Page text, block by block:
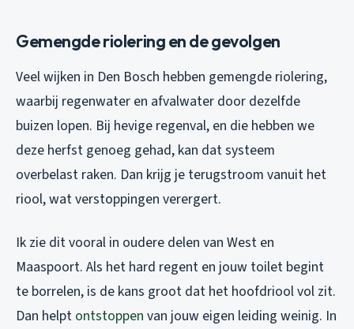
Gemengde riolering en de gevolgen
Veel wijken in Den Bosch hebben gemengde riolering,
waarbij regenwater en afvalwater door dezelfde
buizen lopen. Bij hevige regenval, en die hebben we
deze herfst genoeg gehad, kan dat systeem
overbelast raken. Dan krijg je terugstroom vanuit het
riool, wat verstoppingen verergert.
Ik zie dit vooral in oudere delen van West en
Maaspoort. Als het hard regent en jouw toilet begint
te borrelen, is de kans groot dat het hoofdriool vol zit.
Dan helpt ontstoppen van jouw eigen leiding weinig. In